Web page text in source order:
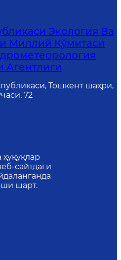
Экология Ва
Миллий Қўмитаси
Агентлиги
Тошкент шаҳри,
72
ҳуқуқлар
сайтдаги
шарт.